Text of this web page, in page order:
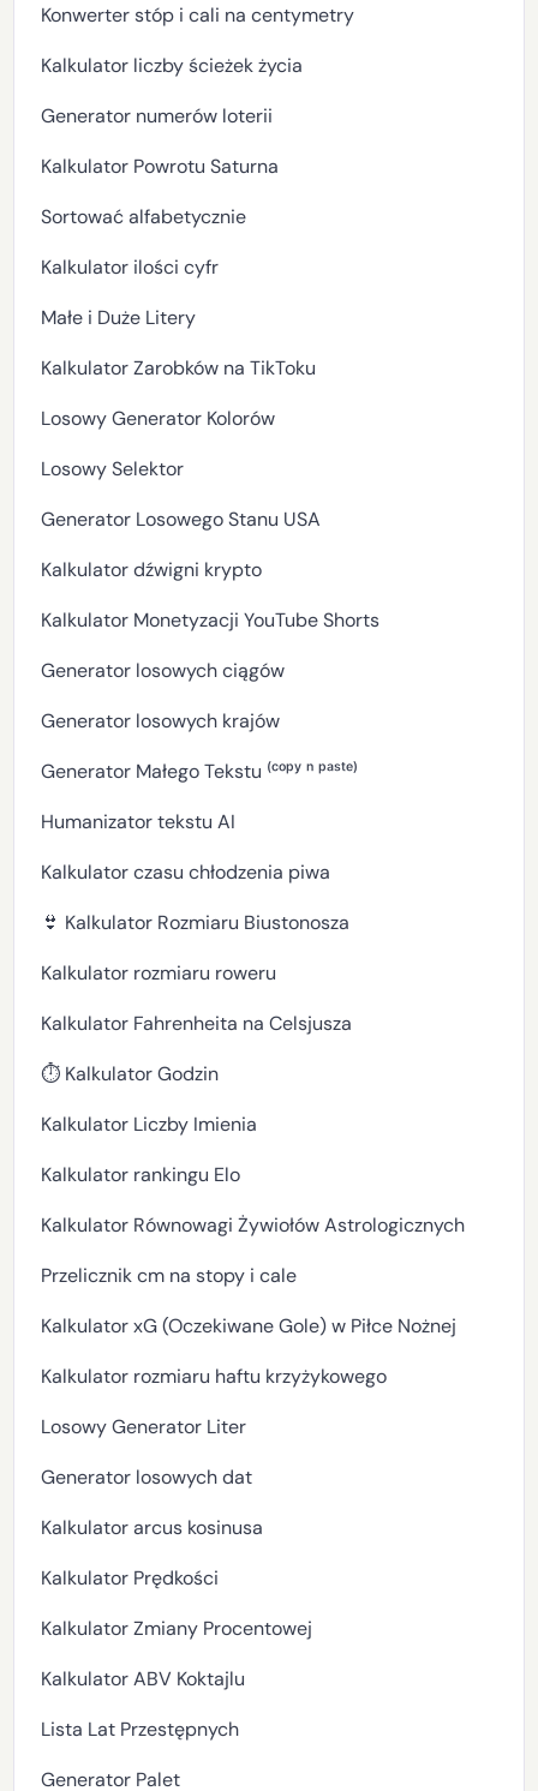
Konwerter stóp i cali na centymetry
Kalkulator liczby ścieżek życia
Generator numerów loterii
Kalkulator Powrotu Saturna
Sortować alfabetycznie
Kalkulator ilości cyfr
Małe i Duże Litery
Kalkulator Zarobków na TikToku
Losowy Generator Kolorów
Losowy Selektor
Generator Losowego Stanu USA
Kalkulator dźwigni krypto
Kalkulator Monetyzacji YouTube Shorts
Generator losowych ciągów
Generator losowych krajów
Generator Małego Tekstu ⁽ᶜᵒᵖʸ ⁿ ᵖᵃˢᵗᵉ⁾
Humanizator tekstu AI
Kalkulator czasu chłodzenia piwa
👙 Kalkulator Rozmiaru Biustonosza
Kalkulator rozmiaru roweru
Kalkulator Fahrenheita na Celsjusza
⏱️ Kalkulator Godzin
Kalkulator Liczby Imienia
Kalkulator rankingu Elo
Kalkulator Równowagi Żywiołów Astrologicznych
Przelicznik cm na stopy i cale
Kalkulator xG (Oczekiwane Gole) w Piłce Nożnej
Kalkulator rozmiaru haftu krzyżykowego
Losowy Generator Liter
Generator losowych dat
Kalkulator arcus kosinusa
Kalkulator Prędkości
Kalkulator Zmiany Procentowej
Kalkulator ABV Koktajlu
Lista Lat Przestępnych
Generator Palet